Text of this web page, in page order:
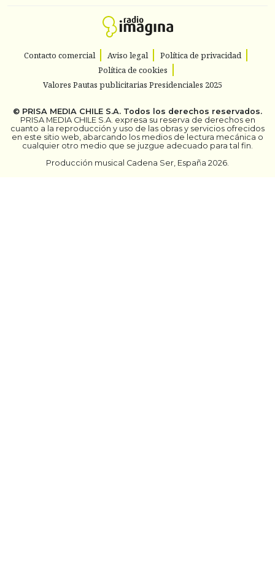
Contacto comercial Aviso legal
Política de privacidad
Política de cookies
Valores Pautas publicitarias Presidenciales 2025
© PRISA MEDIA CHILE S.A. Todos los derechos reservados.
PRISA MEDIA CHILE S.A. expresa su reserva de derechos en
cuanto a la reproducción y uso de las obras y servicios ofrecidos
en este sitio web, abarcando los medios de lectura mecánica o
cualquier otro medio que se juzgue adecuado para tal fin.
Producción musical Cadena Ser, España 2026.